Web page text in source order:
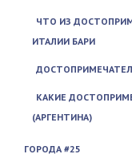
ЧТО ИЗ
ИТАЛИИ БАРИ
КАКИЕ
(АРГЕНТИНА)
ГОРОДА #25